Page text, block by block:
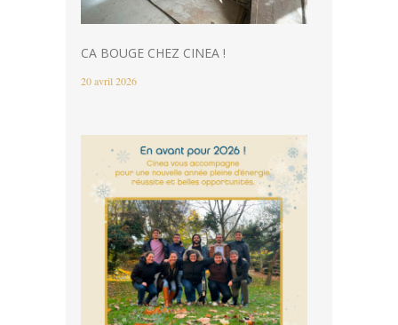
CA BOUGE CHEZ CINEA !
20 avril 2026